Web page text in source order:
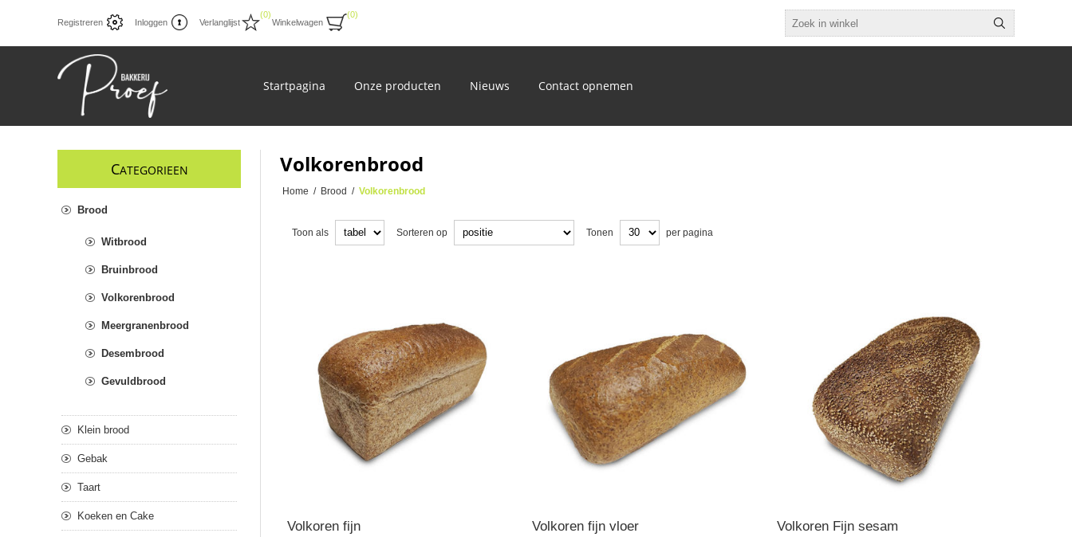
Registreren Inloggen Verlanglijst
(0)
Winkelwagen
(0)
Startpagina Onze producten Nieuws Contact opnemen
Volkorenbrood
Home / Brood / Volkorenbrood
Toon als Sorteren op Tonen per pagina
Volkoren fijn Volkoren fijn vloer Volkoren Fijn sesam
CATEGORIEEN
Brood
Witbrood
Bruinbrood
Volkorenbrood
Meergranenbrood
Desembrood
Gevuldbrood
Klein brood
Gebak
Taart
Koeken en Cake